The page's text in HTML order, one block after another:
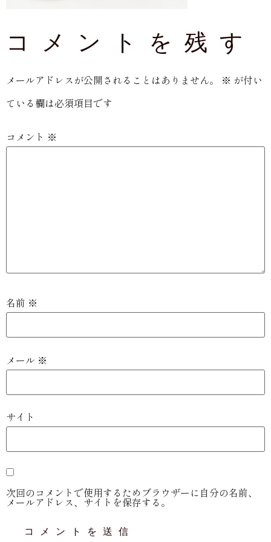
コメントを残す
メールアドレスが公開されることはありません。 ※ が付い
ている欄は必須項目です
コメント ※
名前 ※
メール ※
サイト
次回のコメントで使用するためブラウザーに自分の名前、
メールアドレス、サイトを保存する。